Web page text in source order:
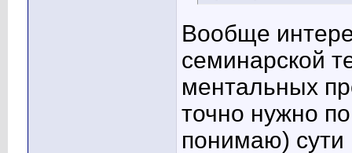
Вообще
семинарской
ментальных
точно нужно
понимаю) сути